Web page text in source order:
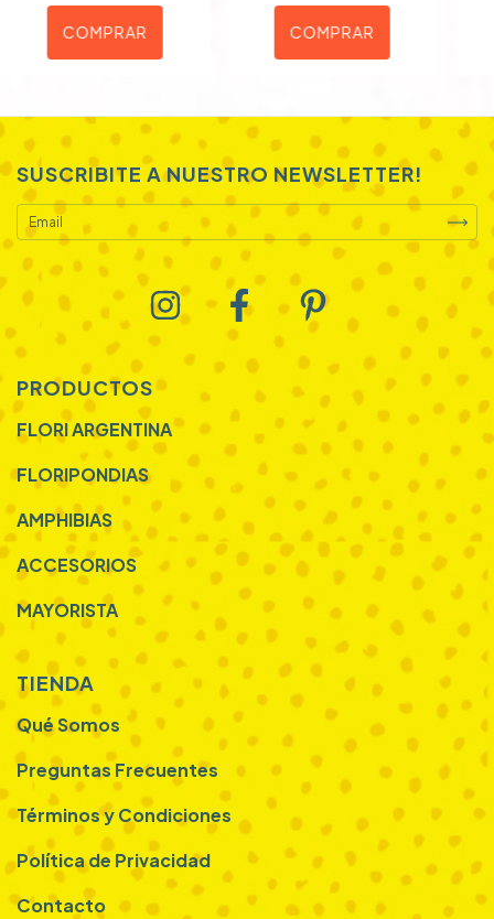
COMPRAR COMPRAR
SUSCRIBITE A NUESTRO NEWSLETTER!
PRODUCTOS
FLORI ARGENTINA
FLORIPONDIAS
AMPHIBIAS
ACCESORIOS
MAYORISTA
TIENDA
Qué Somos
Preguntas Frecuentes
Términos y Condiciones
Política de Privacidad
Contacto